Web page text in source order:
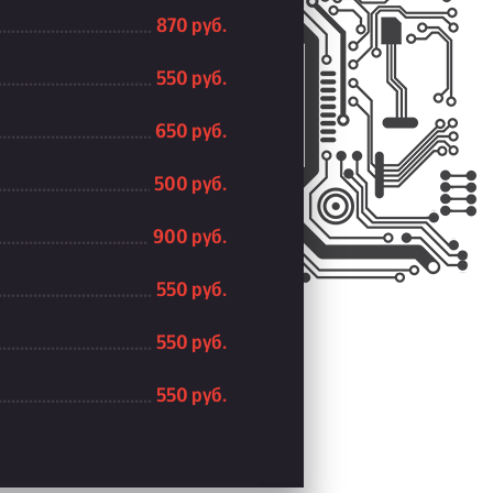
870 руб.
550 руб.
650 руб.
500 руб.
900 руб.
550 руб.
550 руб.
550 руб.